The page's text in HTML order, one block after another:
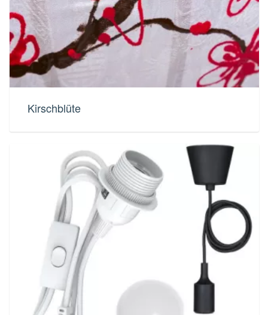
Kirschblüte